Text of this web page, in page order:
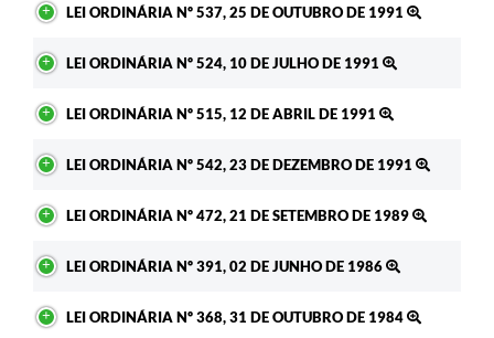
LEI ORDINÁRIA Nº 537, 25 DE OUTUBRO DE 1991
LEI ORDINÁRIA Nº 524, 10 DE JULHO DE 1991
LEI ORDINÁRIA Nº 515, 12 DE ABRIL DE 1991
LEI ORDINÁRIA Nº 542, 23 DE DEZEMBRO DE 1991
LEI ORDINÁRIA Nº 472, 21 DE SETEMBRO DE 1989
LEI ORDINÁRIA Nº 391, 02 DE JUNHO DE 1986
LEI ORDINÁRIA Nº 368, 31 DE OUTUBRO DE 1984